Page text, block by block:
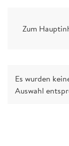
Zum
Es wurden
Auswahl